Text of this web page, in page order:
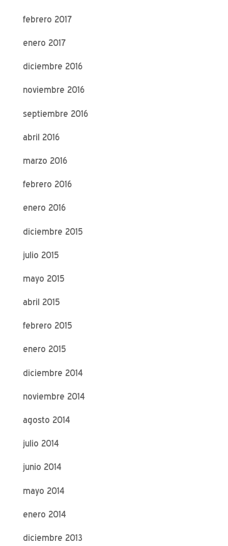
febrero 2017
enero 2017
diciembre 2016
noviembre 2016
septiembre 2016
abril 2016
marzo 2016
febrero 2016
enero 2016
diciembre 2015
julio 2015
mayo 2015
abril 2015
febrero 2015
enero 2015
diciembre 2014
noviembre 2014
agosto 2014
julio 2014
junio 2014
mayo 2014
enero 2014
diciembre 2013